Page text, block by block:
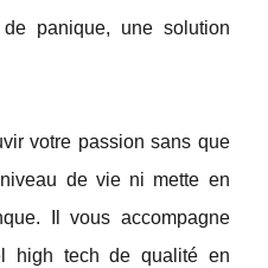
panique, une solution
votre passion sans que
de vie ni mette en
Il vous accompagne
high tech de qualité en